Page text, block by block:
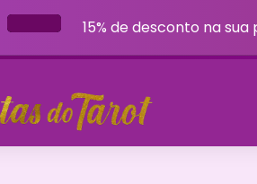
15% de desconto na